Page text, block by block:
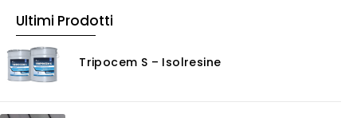
Ultimi Prodotti
Tripocem S – Isolresine